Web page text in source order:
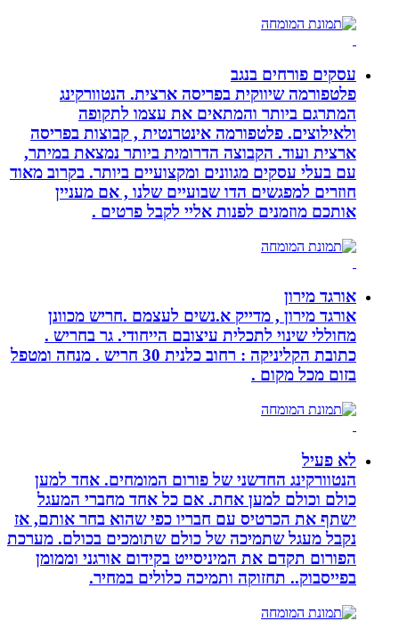
עסקים פורחים בנגב
פלטפורמה שיווקית בפריסה ארצית. הנטוורקינג
המתרגם ביותר והמתאים את עצמו לתקופה
ולאילוצים. פלטפורמה אינטרנטית , קבוצות בפריסה
ארצית ועוד. הקבוצה הדרומית ביותר נמצאת במיתר,
עם בעלי עסקים מגוונים ומקצועיים ביותר. בקרוב מאוד
חוזרים למפגשים הדו שבועיים שלנו , אם מעניין
אותכם מוזמנים לפנות אליי לקבל פרטים .
אורגד מירון
אורגד מירון , מדייק א.נשים לעצמם .חריש מכוונן
מחוללי שינוי לתכלית עיצובם הייחודי. גר בחריש .
כתובת הקליניקה : רחוב כלנית 30 חריש . מנחה ומטפל
בזום מכל מקום .
לא פעיל
הנטוורקינג החדשני של פורום המומחים. אחד למען
כולם וכולם למען אחת. אם כל אחד מחברי המעגל
ישתף את הכרטיס עם חבריו כפי שהוא בחר אותם, אז
נקבל מעגל שתמיכה של כולם שתומכים בכולם. מערכת
הפורום תקדם את המיניסייט בקידום אורגני וממומן
בפייסבוק.. תחזוקה ותמיכה כלולים במחיר.